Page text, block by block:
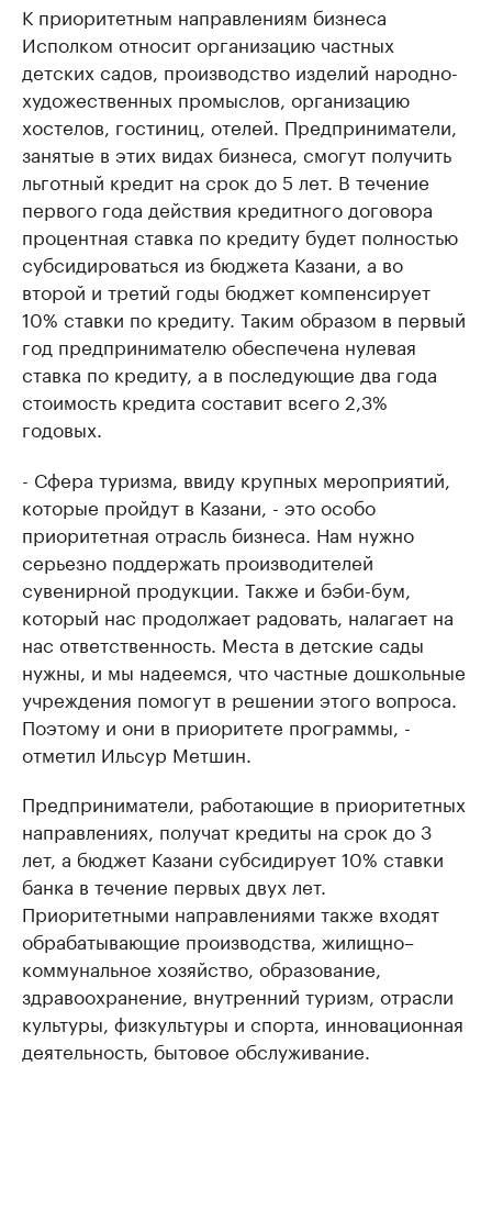
К приоритетным направлениям бизнеса
Исполком относит организацию частных
детских садов, производство изделий народно-
художественных промыслов, организацию
хостелов, гостиниц, отелей. Предприниматели,
занятые в этих видах бизнеса, смогут получить
льготный кредит на срок до 5 лет. В течение
первого года действия кредитного договора
процентная ставка по кредиту будет полностью
субсидироваться из бюджета Казани, а во
второй и третий годы бюджет компенсирует
10% ставки по кредиту. Таким образом в первый
год предпринимателю обеспечена нулевая
ставка по кредиту, а в последующие два года
стоимость кредита составит всего 2,3%
годовых.
- Сфера туризма, ввиду крупных мероприятий,
которые пройдут в Казани, - это особо
приоритетная отрасль бизнеса. Нам нужно
серьезно поддержать производителей
сувенирной продукции. Также и бэби-бум,
который нас продолжает радовать, налагает на
нас ответственность. Места в детские сады
нужны, и мы надеемся, что частные дошкольные
учреждения помогут в решении этого вопроса.
Поэтому и они в приоритете программы, -
отметил Ильсур Метшин.
Предприниматели, работающие в приоритетных
направлениях, получат кредиты на срок до 3
лет, а бюджет Казани субсидирует 10% ставки
банка в течение первых двух лет.
Приоритетными направлениями также входят
обрабатывающие производства, жилищно–
коммунальное хозяйство, образование,
здравоохранение, внутренний туризм, отрасли
культуры, физкультуры и спорта, инновационная
деятельность, бытовое обслуживание.